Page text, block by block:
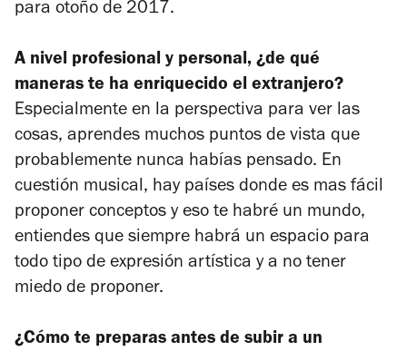
para otoño de 2017.
A nivel profesional y personal, ¿de qué
maneras te ha enriquecido el extranjero?
Especialmente en la perspectiva para ver las
cosas, aprendes muchos puntos de vista que
probablemente nunca habías pensado. En
cuestión musical, hay países donde es mas fácil
proponer conceptos y eso te habré un mundo,
entiendes que siempre habrá un espacio para
todo tipo de expresión artística y a no tener
miedo de proponer.
¿Cómo te preparas antes de subir a un